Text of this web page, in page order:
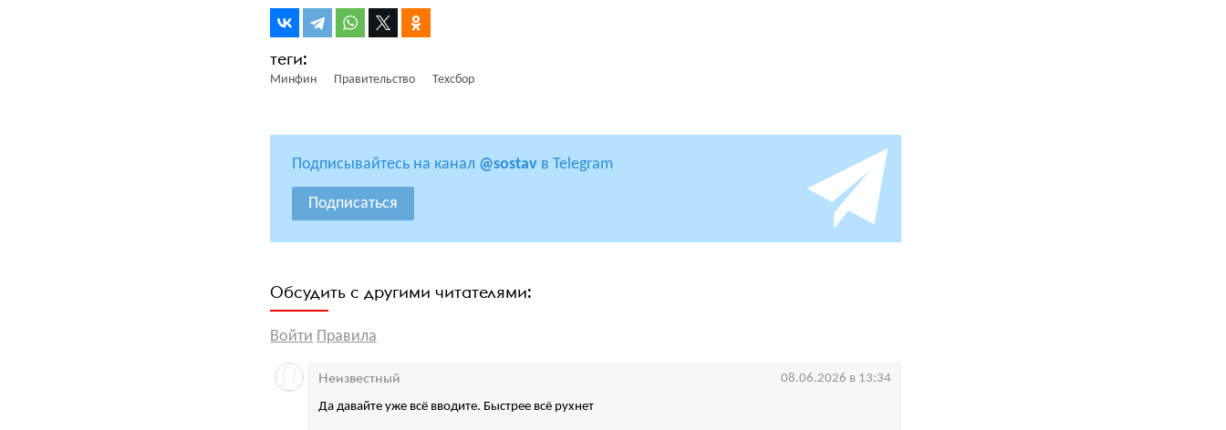
Минфин Правительство Техсбор
Подписывайтесь на канал @sostav в Telegram
Подписаться
Обсудить с другими читателями:
Войти Правила
Да давайте уже всё вводите. Быстрее всё рухнет
Неизвестный 08.06.2026 в 13:34